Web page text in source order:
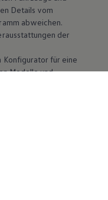
Details vom
abweichen.
der
Konfigurator für eine
Modelle und